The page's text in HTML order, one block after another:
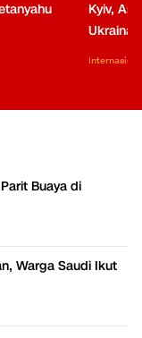
Kyiv,
Ukraina
Buaya di
Warga Saudi Ikut